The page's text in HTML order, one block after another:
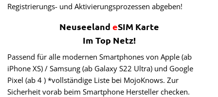
Registrierungs- und Aktivierungsprozessen abgeben!
Neuseeland eSIM Karte
Im Top Netz!
Passend für alle modernen Smartphones von Apple (ab
iPhone XS) / Samsung (ab Galaxy S22 Ultra) und Google
Pixel (ab 4 ) *vollständige Liste bei MojoKnows. Zur
Sicherheit vorab beim Smartphone Hersteller checken.